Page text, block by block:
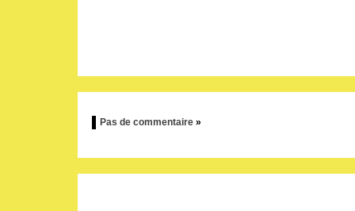
Pas de commentaire »